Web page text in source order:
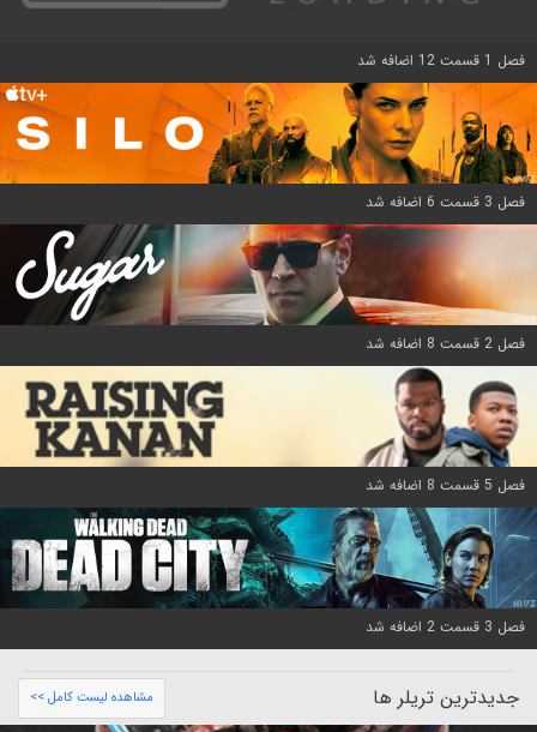
فصل 1 قسمت 12 اضافه شد
فصل 3 قسمت 6 اضافه شد
فصل 2 قسمت 8 اضافه شد
فصل 5 قسمت 8 اضافه شد
فصل 3 قسمت 2 اضافه شد
جدیدترین تریلر ها مشاهده لیست کامل >>